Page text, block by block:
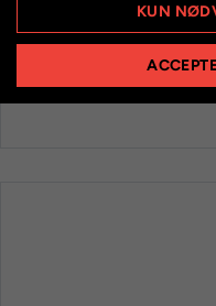
Cykelkurv - Racktime
499,95 kr.
KUN